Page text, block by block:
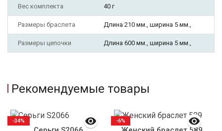
Вес комплекта 40 г
Размеры браслета Длина 210 мм., ширина 5 мм.,
Размеры цепочки Длина 600 мм., ширина 5 мм.,
Рекомендуемые товары
-34% -6%